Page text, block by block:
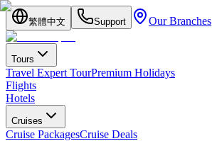
繁體中文 Support Our Branches
Tours
Travel Expert TourPremium Holidays
Flights
Hotels
Cruises
Cruise PackagesCruise Deals